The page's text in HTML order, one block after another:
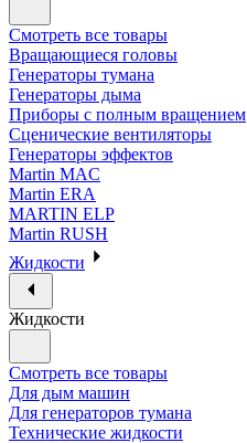
Смотреть все товары
Вращающиеся головы
Генераторы тумана
Генераторы дыма
Приборы с полным вращением
Сценические вентиляторы
Генераторы эффектов
Martin MAC
Martin ERA
MARTIN ELP
Martin RUSH
Жидкости
Жидкости
Смотреть все товары
Для дым машин
Для генераторов тумана
Технические жидкости